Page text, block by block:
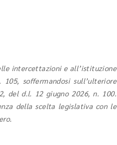
intercettazioni e all’istituzione
soffermandosi sull’ulteriore
del d.l. 12 giugno 2026, n. 100.
della scelta legislativa con le